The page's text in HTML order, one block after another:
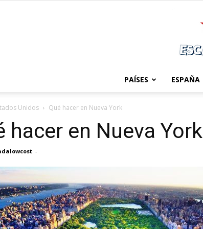
PAÍSES ESPAÑA
Unidos Qué hacer en Nueva York
hacer en Nueva York
-